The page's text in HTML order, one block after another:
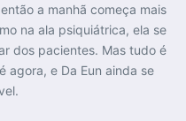
a manhã começa mais
na ala psiquiátrica, ela se
dos pacientes. Mas tudo é
agora, e Da Eun ainda se